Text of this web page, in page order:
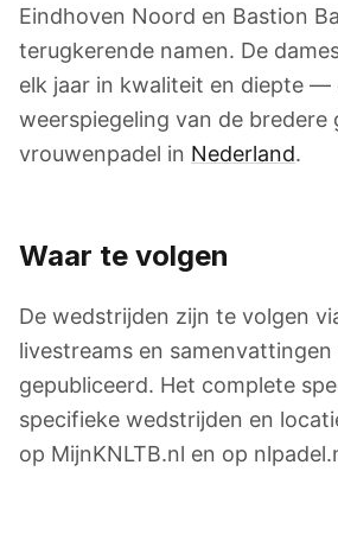
Eindhoven Noord en Bastion
terugkerende namen. De
elk jaar in kwaliteit en diepte —
weerspiegeling van de bredere
vrouwenpadel in Nederland.
Waar te volgen
De wedstrijden zijn te volgen
livestreams en
gepubliceerd. Het complete
specifieke wedstrijden en
op MijnKNLTB.nl en op